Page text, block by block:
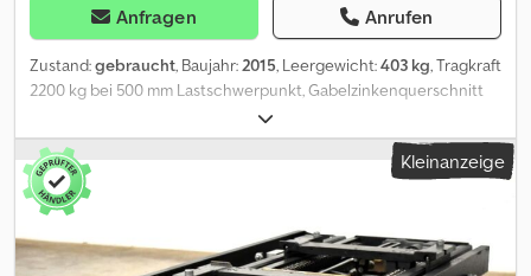
Anfragen Anrufen
Zustand:gebraucht, Baujahr: 2015, Leergewicht:403 kg, Tragkraft
2200 kg bei 500 mm Lastschwerpunkt, Gabelzinkenquerschnitt
130 x 40 mm, Gabelzinkenlänge: 1300 mm, Baubreite: 1130 mm,
Öffnungsbereich: 0 - 1300 mm, Aufhängung: FEM2A, Vorbaumaß:
150 mm, Eigenschwerpunkt: 220 mm, gebrauchtes KAUP
Zinkenverstellgerät 1,5T411Z in Sonderausführung mit separatem
Seitenschieber +/-100, GZ-gekröpft um Öffnungsbereich 0 zu
erreichen, inkl. Schläuche, feste Gabelzinken, Gabelträgerbreite:
1130 mm, Gabelzinkenlänge: 1300 mm, Lastschwerpunkt: 500 mm,
Kleinanzeige